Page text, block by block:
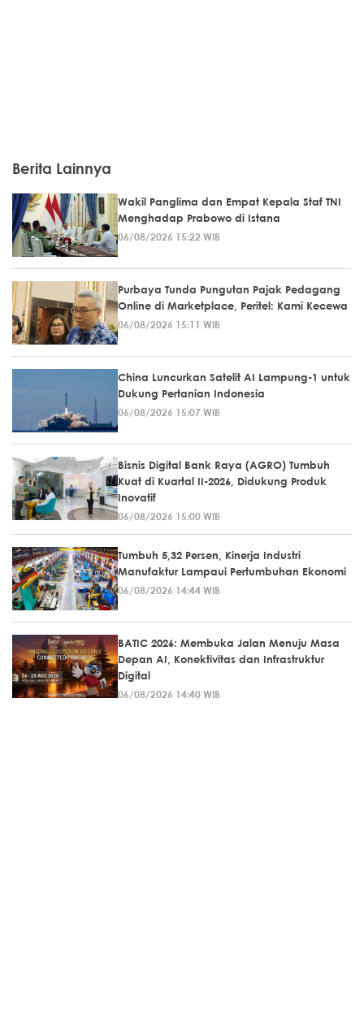
Berita Lainnya
Wakil Panglima dan Empat Kepala Staf TNI
Menghadap Prabowo di Istana
06/08/2026 15:22 WIB
Purbaya Tunda Pungutan Pajak Pedagang
Online di Marketplace, Peritel: Kami Kecewa
06/08/2026 15:11 WIB
China Luncurkan Satelit AI Lampung-1 untuk
Dukung Pertanian Indonesia
06/08/2026 15:07 WIB
Bisnis Digital Bank Raya (AGRO) Tumbuh
Kuat di Kuartal II-2026, Didukung Produk
Inovatif
06/08/2026 15:00 WIB
Tumbuh 5,32 Persen, Kinerja Industri
Manufaktur Lampaui Pertumbuhan Ekonomi
06/08/2026 14:44 WIB
BATIC 2026: Membuka Jalan Menuju Masa
Depan AI, Konektivitas dan Infrastruktur
Digital
06/08/2026 14:40 WIB